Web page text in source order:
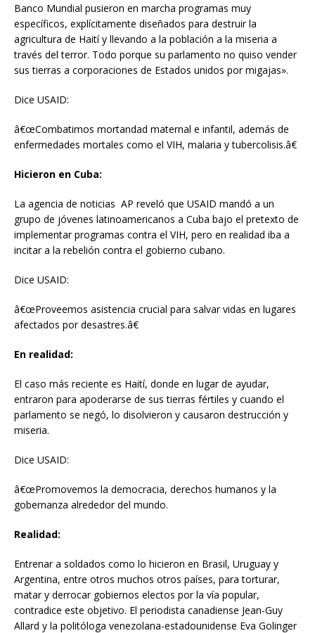
Banco Mundial pusieron en marcha programas muy
específicos, explícitamente diseñados para destruir la
agricultura de Haití y llevando a la población a la miseria a
través del terror. Todo porque su parlamento no quiso vender
sus tierras a corporaciones de Estados unidos por migajas».
Dice USAID:
â€œCombatimos mortandad maternal e infantil, además de
enfermedades mortales como el VIH, malaria y tubercolisis.â€
Hicieron en Cuba:
La agencia de noticias AP reveló que USAID mandó a un
grupo de jóvenes latinoamericanos a Cuba bajo el pretexto de
implementar programas contra el VIH, pero en realidad iba a
incitar a la rebelión contra el gobierno cubano.
Dice USAID:
â€œProveemos asistencia crucial para salvar vidas en lugares
afectados por desastres.â€
En realidad:
El caso más reciente es Haití, donde en lugar de ayudar,
entraron para apoderarse de sus tierras fértiles y cuando el
parlamento se negó, lo disolvieron y causaron destrucción y
miseria.
Dice USAID:
â€œPromovemos la democracia, derechos humanos y la
gobernanza alrededor del mundo.
Realidad:
Entrenar a soldados como lo hicieron en Brasil, Uruguay y
Argentina, entre otros muchos otros países, para torturar,
matar y derrocar gobiernos electos por la vía popular,
contradice este objetivo. El periodista canadiense Jean-Guy
Allard y la politóloga venezolana-estadounidense Eva Golinger